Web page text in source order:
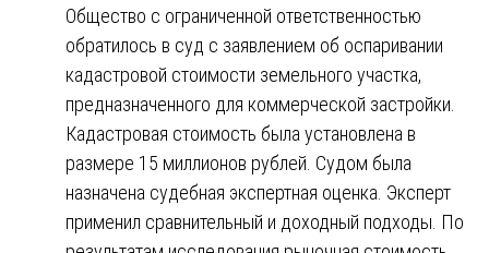
Общество с ограниченной ответственностью
обратилось в суд с заявлением об оспаривании
кадастровой стоимости земельного участка,
предназначенного для коммерческой застройки.
Кадастровая стоимость была установлена в
размере 15 миллионов рублей. Судом была
назначена судебная экспертная оценка. Эксперт
применил сравнительный и доходный подходы. По